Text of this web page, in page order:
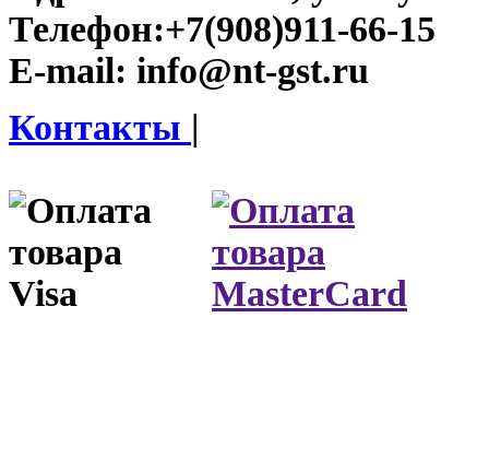
Телефон:+7(908)911-66-15
E-mail: info@nt-gst.ru
Контакты |